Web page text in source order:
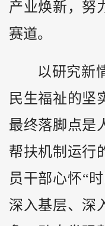
产业焕新，努
赛道。
以研究新
民生福祉的坚
最终落脚点是
帮扶机制运行
员干部心怀“
深入基层、深